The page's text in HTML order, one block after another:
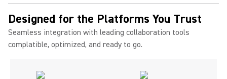
Designed for the Platforms You Trust
Seamless integration with leading collaboration tools
complatible, optimized, and ready to go.